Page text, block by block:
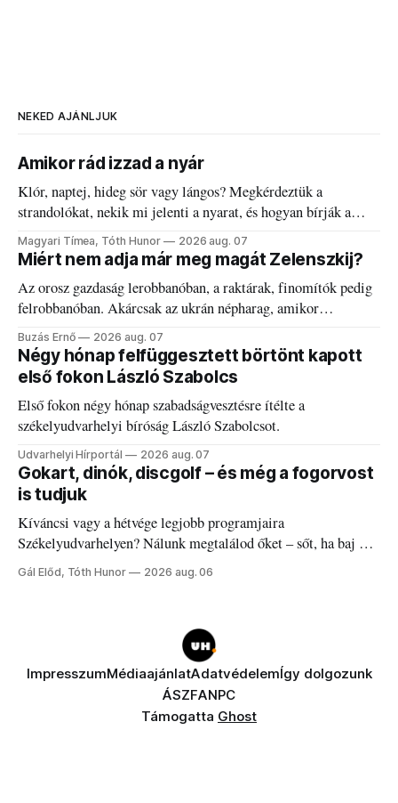
NEKED AJÁNLJUK
Amikor rád izzad a nyár
Klór, naptej, hideg sör vagy lángos? Megkérdeztük a
strandolókat, nekik mi jelenti a nyarat, és hogyan bírják a
kánikulát.
Magyari Tímea, Tóth Hunor 2026 aug. 07
Miért nem adja már meg magát Zelenszkij?
Az orosz gazdaság lerobbanóban, a raktárak, finomítók pedig
felrobbanóban. Akárcsak az ukrán népharag, amikor
elégedetlen vezetőivel.
Buzás Ernő 2026 aug. 07
Négy hónap felfüggesztett börtönt kapott
első fokon László Szabolcs
Első fokon négy hónap szabadságvesztésre ítélte a
székelyudvarhelyi bíróság László Szabolcsot.
Udvarhelyi Hírportál 2026 aug. 07
Gokart, dinók, discgolf – és még a fogorvost
is tudjuk
Kíváncsi vagy a hétvége legjobb programjaira
Székelyudvarhelyen? Nálunk megtalálod őket – sőt, ha baj van
a fogaddal, a fogorvosi ügyeletet is!
Gál Előd, Tóth Hunor 2026 aug. 06
ImpresszumMédiaajánlatAdatvédelemÍgy dolgozunk
ÁSZFANPC
Támogatta Ghost